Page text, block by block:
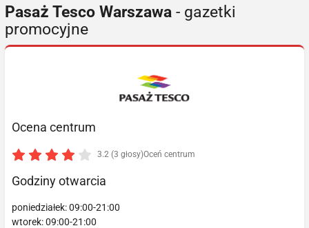
Pasaż Tesco Warszawa - gazetki
promocyjne
Ocena centrum
3.2 (3 głosy)Oceń centrum
Godziny otwarcia
poniedziałek: 09:00-21:00
wtorek: 09:00-21:00